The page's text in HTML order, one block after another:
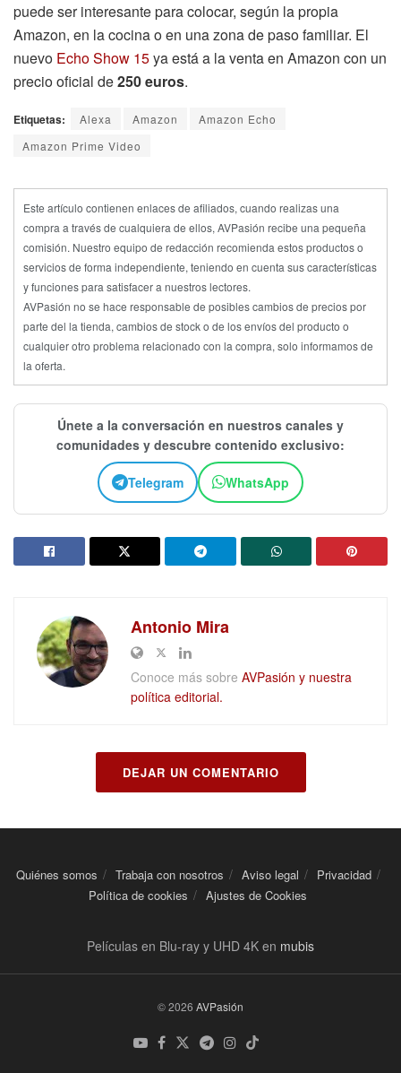
puede ser interesante para colocar, según la propia
Amazon, en la cocina o en una zona de paso familiar. El
nuevo Echo Show 15ya está a la venta en Amazon con un
precio oficial de250 euros.
Etiquetas: Alexa Amazon
Amazon Echo
Amazon Prime Video
Este artículo contienen enlaces de afiliados, cuando realizas una
compra a través de cualquiera de ellos, AVPasión recibe una pequeña
comisión. Nuestro equipo de redacción recomienda estos productos o
servicios de forma independiente, teniendo en cuenta sus características
y funciones para satisfacer a nuestros lectores.
AVPasión no se hace responsable de posibles cambios de precios por
parte del la tienda, cambios de stock o de los envíos del producto o
cualquier otro problema relacionado con la compra, solo informamos de
la oferta.
Únete a la conversación en nuestros canales y
comunidades y descubre contenido exclusivo:
Telegram WhatsApp
Antonio Mira
Conoce más sobre AVPasión y nuestra
política editorial.
DEJAR UN COMENTARIO
Quiénes somos Trabaja con nosotros Aviso legal
Privacidad
Política de cookies
Ajustes de Cookies
Películas en Blu-ray y UHD 4K en mubis
© 2026 AVPasión